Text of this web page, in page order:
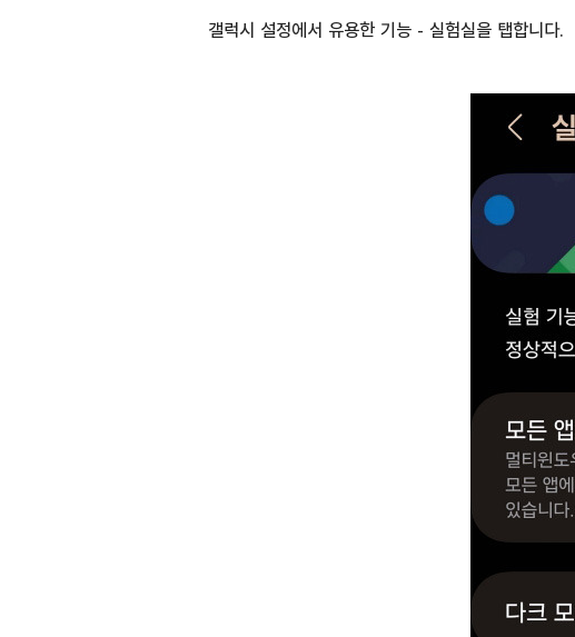
갤럭시 설정에서 유용한 기능 - 실험실을 탭합니다.